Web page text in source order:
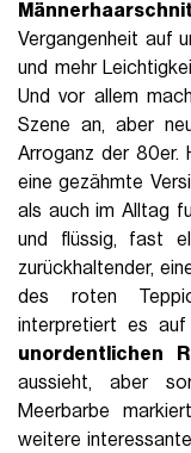
Vergangenheit auf
und mehr
Und vor allem
Szene an, aber
Arroganz der 80er.
eine gezähmte
als auch im Alltag
und flüssig, fast
zurückhaltender,
des roten
interpretiert es auf
unordentlichen
aussieht, aber
Meerbarbe
weitere